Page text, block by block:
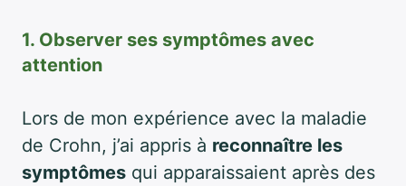
1. Observer ses symptômes avec
attention
Lors de mon expérience avec la maladie
de Crohn, j’ai appris à reconnaître les
symptômes qui apparaissaient après des